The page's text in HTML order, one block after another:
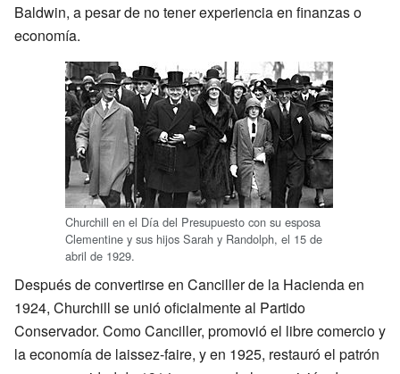
Baldwin, a pesar de no tener experiencia en finanzas o
economía.
Churchill en el Día del Presupuesto con su esposa
Clementine y sus hijos Sarah y Randolph, el 15 de
abril de 1929.
Después de convertirse en Canciller de la Hacienda en
1924, Churchill se unió oficialmente al Partido
Conservador. Como Canciller, promovió el libre comercio y
la economía de laissez-faire, y en 1925, restauró el patrón